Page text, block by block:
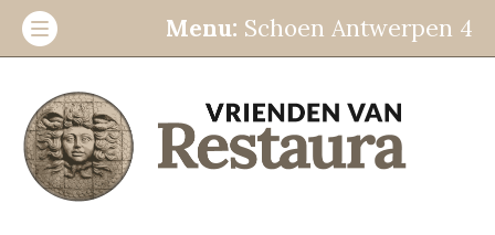
Menu: Schoen Antwerpen 4
Stichting
ANBI informatie
Beleidsplan